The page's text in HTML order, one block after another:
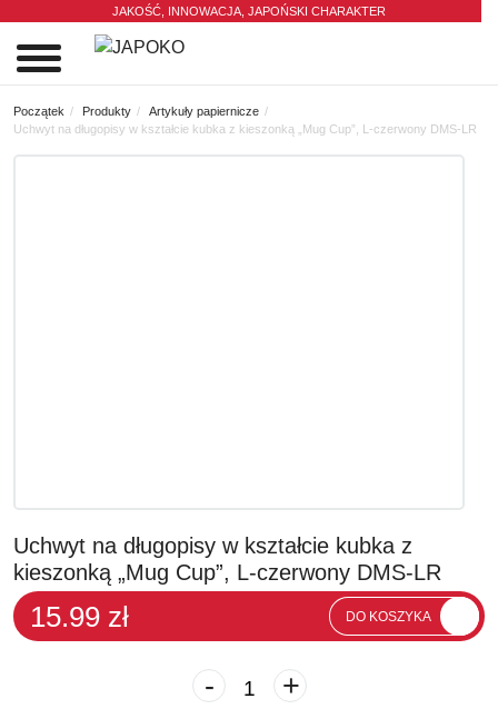
JAKOŚĆ, INNOWACJA, JAPOŃSKI CHARAKTER
Początek Produkty
Artykuły papiernicze
Uchwyt na długopisy w kształcie kubka z kieszonką „Mug Cup”, L-czerwony DMS-LR
Uchwyt na długopisy w kształcie kubka z
kieszonką „Mug Cup”, L-czerwony DMS-LR
15.99 zł DO KOSZYKA
- +